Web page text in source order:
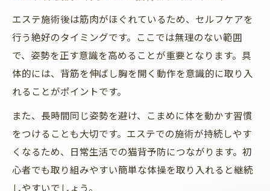
エステ施術後は筋肉がほぐれているため、セルフケアを
行う絶好のタイミングです。ここでは無理のない範囲
で、姿勢を正す意識を高めることが重要となります。具
体的には、背筋を伸ばし胸を開く動作を意識的に取り入
れることがポイントです。
また、長時間同じ姿勢を避け、こまめに体を動かす習慣
をつけることも大切です。エステでの施術が持続しやす
くなるため、日常生活での猫背予防につながります。初
心者でも取り組みやすい簡単な体操を取り入れると継続
しやすいでしょう。